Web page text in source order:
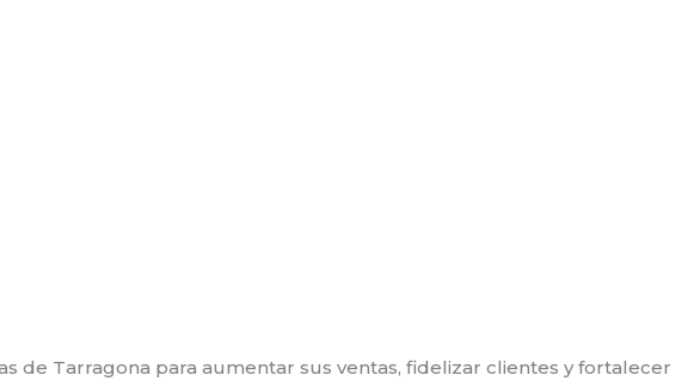
Tarragona para aumentar sus ventas, fidelizar clientes y fortalecer